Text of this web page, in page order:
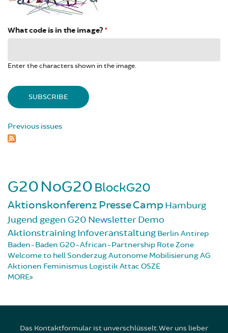
What code is in the image? *
Enter the characters shown in the image.
Previous issues
G20NoG20 BlockG20
Aktionskonferenz PresseCampHamburg
Jugend gegen G20 NewsletterDemo
AktionstrainingInfoveranstaltung Berlin Antirep
Baden-Baden G20-African-Partnership Rote Zone
Welcome to hellSonderzugAutonome MobilisierungAG
Aktionen Feminismus Logistik Attac OSZE
MORE
Das Kontaktformular ist unverschlüsselt. Wer uns lieber